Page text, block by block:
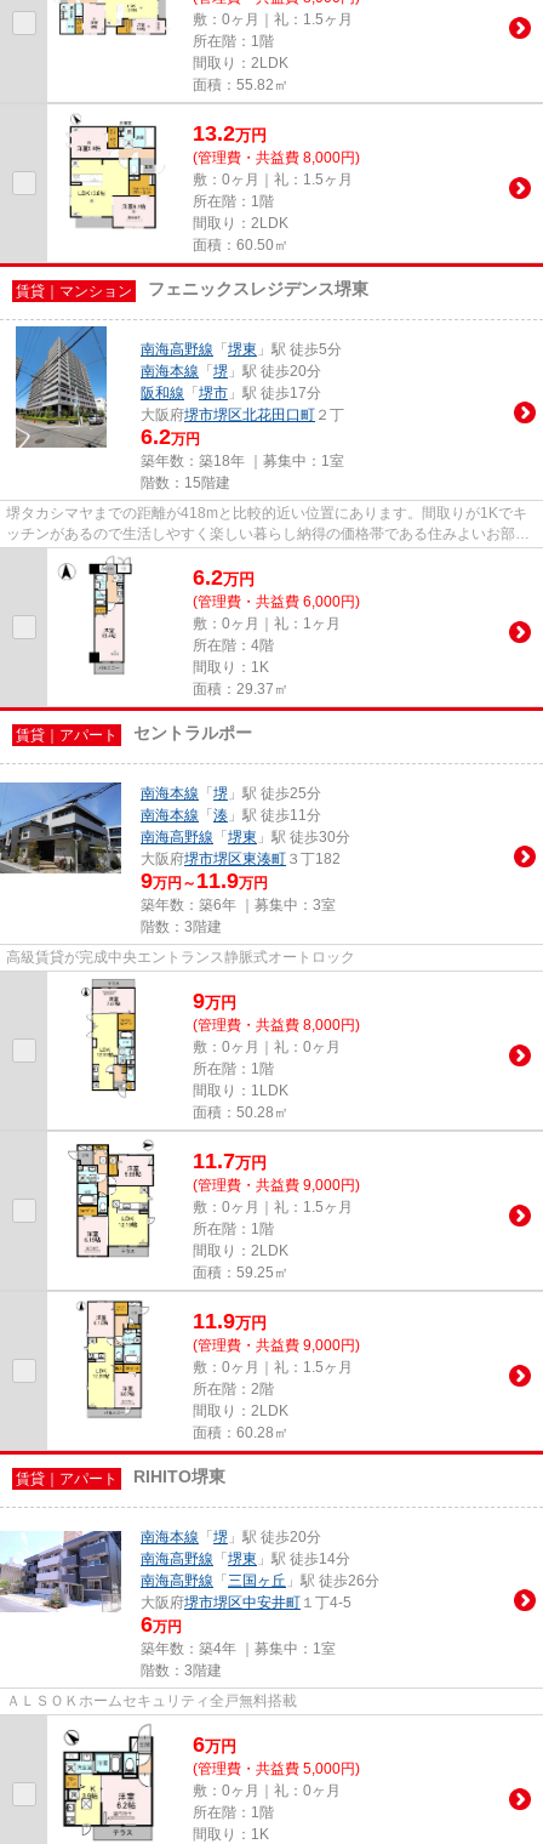
敷：0ヶ月｜礼：1.5ヶ月
所在階：1階
間取り：2LDK
面積：55.82㎡
13.2万円
(管理費・共益費 8,000円)
敷：0ヶ月｜礼：1.5ヶ月
所在階：1階
間取り：2LDK
面積：60.50㎡
賃貸｜マンション フェニックスレジデンス堺東
南海高野線 「 堺東 」駅 徒歩5分
南海本線 「 堺 」駅 徒歩20分
阪和線 「 堺市 」駅 徒歩17分
大阪府堺市堺区北花田口町 ２丁
6.2万円
築年数：築18年 ｜募集中： 1室
階数：15階建
堺タカシマヤまでの距離が418mと比較的近い位置にあります。間取りが1Kでキ
ッチンがあるので生活しやすく楽しい暮らし納得の価格帯である住みよいお部屋
です。設備良し・外観良しのイ...
6.2万円
(管理費・共益費 6,000円)
敷：0ヶ月｜礼：1ヶ月
所在階：4階
間取り：1K
面積：29.37㎡
賃貸｜アパート セントラルポー
南海本線 「 堺 」駅 徒歩25分
南海本線 「 湊 」駅 徒歩11分
南海高野線 「 堺東 」駅 徒歩30分
大阪府堺市堺区東湊町 ３丁182
9万円～ 11.9万円
築年数：築6年 ｜募集中： 3室
階数：3階建
高級賃貸が完成中央エントランス静脈式オートロック
9万円
(管理費・共益費 8,000円)
敷：0ヶ月｜礼：0ヶ月
所在階：1階
間取り：1LDK
面積：50.28㎡
11.7万円
(管理費・共益費 9,000円)
敷：0ヶ月｜礼：1.5ヶ月
所在階：1階
間取り：2LDK
面積：59.25㎡
11.9万円
(管理費・共益費 9,000円)
敷：0ヶ月｜礼：1.5ヶ月
所在階：2階
間取り：2LDK
面積：60.28㎡
賃貸｜アパート RIHITO堺東
南海本線 「 堺 」駅 徒歩20分
南海高野線 「 堺東 」駅 徒歩14分
南海高野線 「 三国ヶ丘 」駅 徒歩26分
大阪府堺市堺区中安井町 １丁4-5
6万円
築年数：築4年 ｜募集中： 1室
階数：3階建
ＡＬＳＯＫホームセキュリティ全戸無料搭載
6万円
(管理費・共益費 5,000円)
敷：0ヶ月｜礼：0ヶ月
所在階：1階
間取り：1K